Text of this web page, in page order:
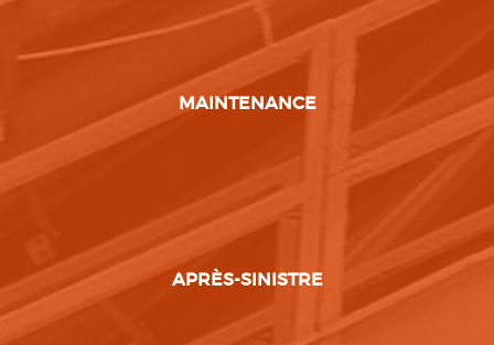
MAINTENANCE
APRÈS-SINISTRE